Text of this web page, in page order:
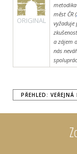
ORIGINAL
měst ČR (
vyžaduje
a zájem
nás
PŘEHLED: